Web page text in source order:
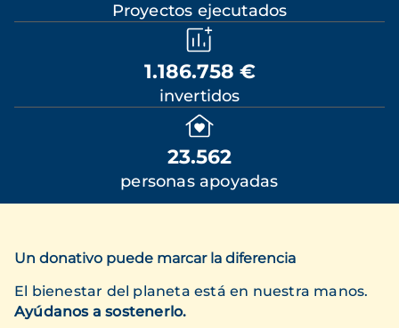
Proyectos ejecutados
1.186.758 €
invertidos
23.562
personas apoyadas
Un donativo puede marcar la diferencia
El bienestar del planeta está en nuestra manos.
Ayúdanos a sostenerlo.